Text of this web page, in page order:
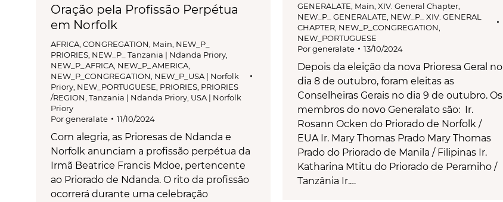
GENERALATE Main XIV. General Chapter
NEW_P_ GENERALATE NEW_P_ XIV. GENERAL
CHAPTER NEW_P_CONGREGATION
NEW_PORTUGUESE
Porgeneralate 13/10/2024
Depois da eleição da nova Prioresa Geral no
dia 8 de outubro, foram eleitas as
Conselheiras Gerais no dia 9 de outubro. Os
membros do novo Generalato são: Ir.
Rosann Ocken do Priorado de Norfolk /
EUA Ir. Mary Thomas Prado Mary Thomas
Prado do Priorado de Manila / Filipinas Ir.
Katharina Mtitu do Priorado de Peramiho /
Tanzânia Ir.…
Oração pela Profissão Perpétua
em Norfolk
AFRICA CONGREGATION Main NEW_P_
PRIORIES NEW_P_ Tanzania | Ndanda Priory
NEW_P_AFRICA NEW_P_AMERICA
NEW_P_CONGREGATION NEW_P_USA | Norfolk
Priory NEW_PORTUGUESE PRIORIES PRIORIES
/REGION Tanzania | Ndanda Priory USA | Norfolk
Priory
Porgeneralate 11/10/2024
Com alegria, as Prioresas de Ndanda e
Norfolk anunciam a profissão perpétua da
Irmã Beatrice Francis Mdoe, pertencente
ao Priorado de Ndanda. O rito da profissão
ocorrerá durante uma celebração